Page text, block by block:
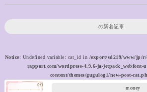
の新着記事
Notice: Undefined variable: cat_id in /export/sd219/www/jp/r/
rapport.com/wordpress-4.9.6-ja-jetpack_webfont-
content/themes/gugulog1/new-post-
money